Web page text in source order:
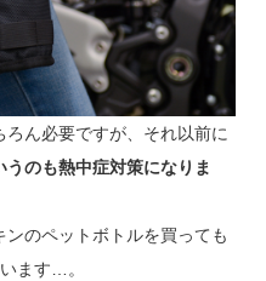
ん必要ですが、それ以前に
のも熱中症対策になりま
のペットボトルを買っても
ます…。